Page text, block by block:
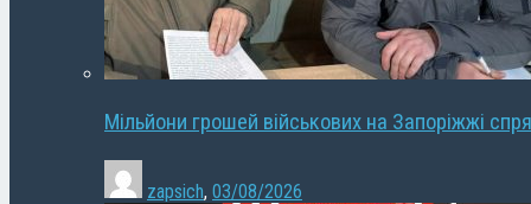
Мільйони грошей військових на Запоріжжі
zapsich, 03/08/2026